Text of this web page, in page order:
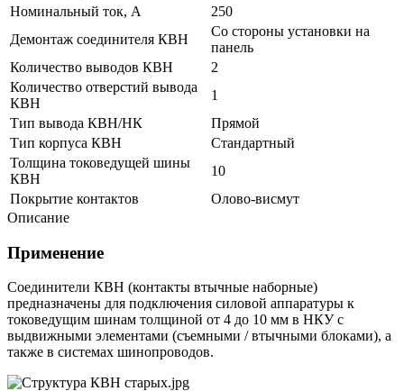
Номинальный ток, А
250
Демонтаж соединителя КВН
Со стороны установки на
панель
Количество выводов КВН
2
Количество отверстий вывода
КВН
1
Тип вывода КВН/НК
Прямой
Тип корпуса КВН
Стандартный
Толщина токоведущей шины
КВН
10
Покрытие контактов
Олово-висмут
Описание
Применение
Соединители КВН (контакты втычные наборные)
предназначены для подключения силовой аппаратуры к
токоведущим шинам толщиной от 4 до 10 мм в НКУ с
выдвижными элементами (съемными / втычными блоками), а
также в системах шинопроводов.